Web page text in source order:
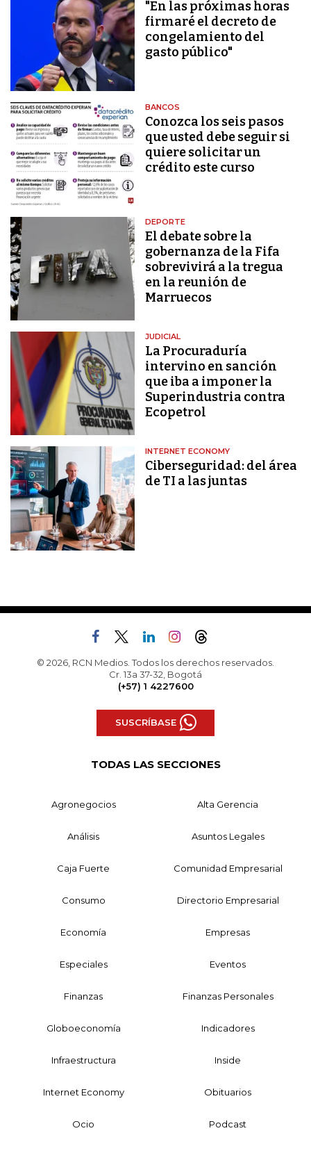
"En las próximas horas
firmaré el decreto de
congelamiento del
gasto público"
BANCOS
Conozca los seis pasos
que usted debe seguir si
quiere solicitar un
crédito este curso
DEPORTE
El debate sobre la
gobernanza de la Fifa
sobrevivirá a la tregua
en la reunión de
Marruecos
JUDICIAL
La Procuraduría
intervino en sanción
que iba a imponer la
Superindustria contra
Ecopetrol
INTERNET ECONOMY
Ciberseguridad: del área
de TI a las juntas
© 2026, RCN Medios. Todos los derechos reservados.
Cr. 13a 37-32, Bogotá
(+57) 1 4227600
SUSCRÍBASE
TODAS LAS SECCIONES
Agronegocios Alta Gerencia
Análisis Asuntos Legales
Caja Fuerte Comunidad Empresarial
Consumo Directorio Empresarial
Economía Empresas
Especiales Eventos
Finanzas Finanzas Personales
Globoeconomía Indicadores
Infraestructura Inside
Internet Economy Obituarios
Ocio Podcast